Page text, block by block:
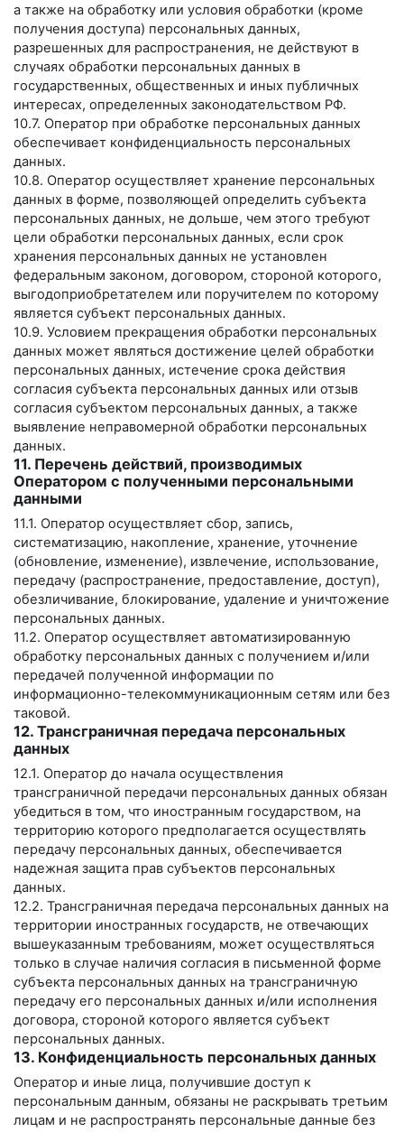
а также на обработку или условия обработки (кроме
получения доступа) персональных данных,
разрешенных для распространения, не действуют в
случаях обработки персональных данных в
государственных, общественных и иных публичных
интересах, определенных законодательством РФ.
10.7. Оператор при обработке персональных данных
обеспечивает конфиденциальность персональных
данных.
10.8. Оператор осуществляет хранение персональных
данных в форме, позволяющей определить субъекта
персональных данных, не дольше, чем этого требуют
цели обработки персональных данных, если срок
хранения персональных данных не установлен
федеральным законом, договором, стороной которого,
выгодоприобретателем или поручителем по которому
является субъект персональных данных.
10.9. Условием прекращения обработки персональных
данных может являться достижение целей обработки
персональных данных, истечение срока действия
согласия субъекта персональных данных или отзыв
согласия субъектом персональных данных, а также
выявление неправомерной обработки персональных
данных.
11. Перечень действий, производимых
Оператором с полученными персональными
данными
11.1. Оператор осуществляет сбор, запись,
систематизацию, накопление, хранение, уточнение
(обновление, изменение), извлечение, использование,
передачу (распространение, предоставление, доступ),
обезличивание, блокирование, удаление и уничтожение
персональных данных.
11.2. Оператор осуществляет автоматизированную
обработку персональных данных с получением и/или
передачей полученной информации по
информационно-телекоммуникационным сетям или без
таковой.
12. Трансграничная передача персональных
данных
12.1. Оператор до начала осуществления
трансграничной передачи персональных данных обязан
убедиться в том, что иностранным государством, на
территорию которого предполагается осуществлять
передачу персональных данных, обеспечивается
надежная защита прав субъектов персональных
данных.
12.2. Трансграничная передача персональных данных на
территории иностранных государств, не отвечающих
вышеуказанным требованиям, может осуществляться
только в случае наличия согласия в письменной форме
субъекта персональных данных на трансграничную
передачу его персональных данных и/или исполнения
договора, стороной которого является субъект
персональных данных.
13. Конфиденциальность персональных данных
Оператор и иные лица, получившие доступ к
персональным данным, обязаны не раскрывать третьим
лицам и не распространять персональные данные без